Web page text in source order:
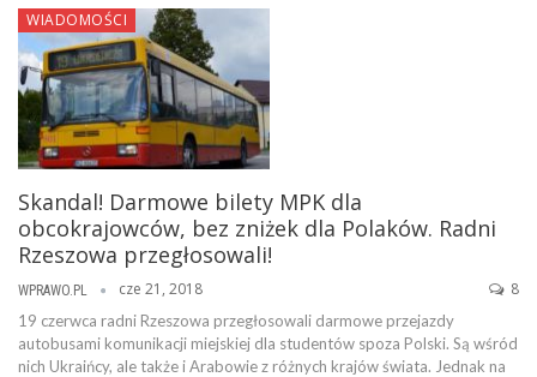
WIADOMOŚCI
Skandal! Darmowe bilety MPK dla
obcokrajowców, bez zniżek dla Polaków. Radni
Rzeszowa przegłosowali!
WPRAWO.PL cze 21, 2018 8
19 czerwca radni Rzeszowa przegłosowali darmowe przejazdy
autobusami komunikacji miejskiej dla studentów spoza Polski. Są wśród
nich Ukraińcy, ale także i Arabowie z różnych krajów świata. Jednak na